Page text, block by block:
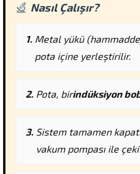
Nasıl Çalışır?
Metal yükü
pota içine yerleştirilir.
Pota, birindüksiyon
Sistem tamamen
vakum pompası ile